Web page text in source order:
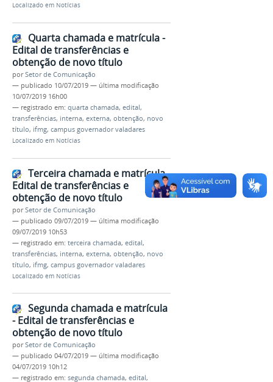
Localizado em Notícias
Quarta chamada e matrícula -
Edital de transferências e
obtenção de novo título
porSetor de Comunicação
— publicado 10/07/2019 — última modificação
10/07/2019 16h00
— registrado em: quarta chamada, edital,
transferências, interna, externa, obtenção, novo
título, ifmg, campus governador valadares
Localizado em Notícias
Terceira chamada e matrícula -
Edital de transferências e
obtenção de novo título
porSetor de Comunicação
— publicado 09/07/2019 — última modificação
09/07/2019 10h53
— registrado em: terceira chamada, edital,
transferências, interna, externa, obtenção, novo
título, ifmg, campus governador valadares
Localizado em Notícias
Segunda chamada e matrícula
- Edital de transferências e
obtenção de novo título
porSetor de Comunicação
— publicado 04/07/2019 — última modificação
04/07/2019 10h12
— registrado em: segunda chamada, edital,